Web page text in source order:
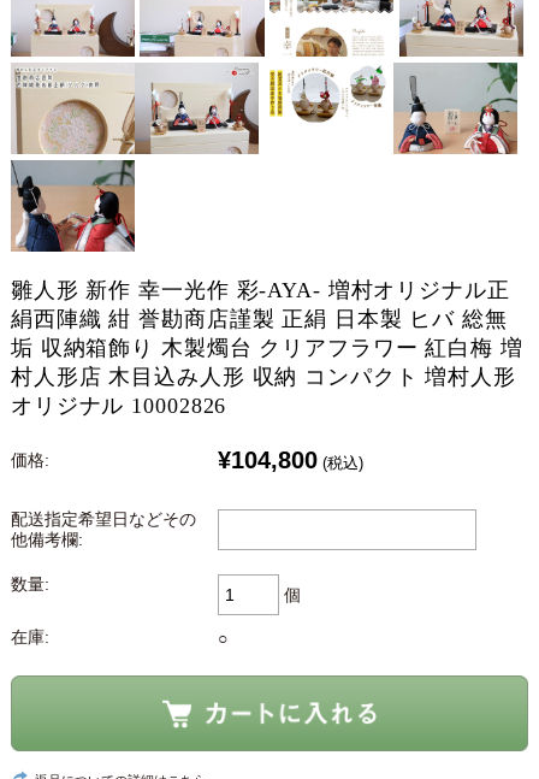
雛人形 新作 幸一光作 彩-AYA- 増村オリジナル正
絹西陣織 紺 誉勘商店謹製 正絹 日本製 ヒバ 総無
垢 収納箱飾り 木製燭台 クリアフラワー 紅白梅 増
村人形店 木目込み人形 収納 コンパクト 増村人形
オリジナル 10002826
価格: ¥104,800 (税込)
配送指定希望日などその
他備考欄:
数量:
個
在庫: ○